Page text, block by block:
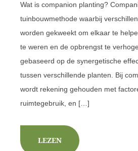
Wat is companion planting?
tuinbouwmethode waarbij
worden gekweekt om elkaar te
te weren en de opbrengst te
gebaseerd op de synergetische
tussen verschillende planten. Bij
wordt rekening gehouden met
ruimtegebruik, en […]
LEZEN